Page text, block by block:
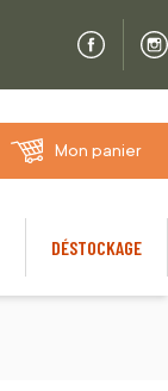
Mon panier
DÉSTOCKAGE